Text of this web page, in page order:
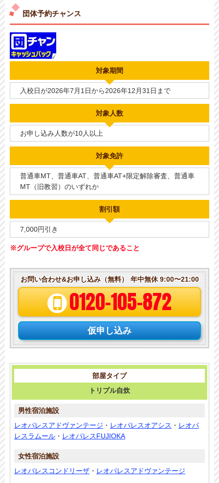
団体予約チャンス
対象期間
入校日が2026年7月1日から2026年12月31日まで
対象人数
お申し込み人数が10人以上
対象免許
普通車MT、普通車AT、普通車AT+限定解除審査、普通車
MT（旧教習）のいずれか
割引額
7,000円引き
※グループで入校日が全て同じであること
お問い合わせ&お申し込み（無料） 年中無休 9:00〜21:00
0120-105-872
仮申し込み
トリプル自炊
レオパレスアドヴァンテージ ・ レオパレスオアシス ・ レオパ
レスラムール ・ レオパレスFUJIOKA
レオパレスコンドリーザ ・ レオパレスアドヴァンテージ